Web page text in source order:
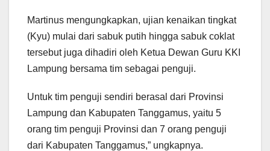
Martinus mengungkapkan, ujian kenaikan tingkat
(Kyu) mulai dari sabuk putih hingga sabuk coklat
tersebut juga dihadiri oleh Ketua Dewan Guru KKI
Lampung bersama tim sebagai penguji.
Untuk tim penguji sendiri berasal dari Provinsi
Lampung dan Kabupaten Tanggamus, yaitu 5
orang tim penguji Provinsi dan 7 orang penguji
dari Kabupaten Tanggamus,” ungkapnya.